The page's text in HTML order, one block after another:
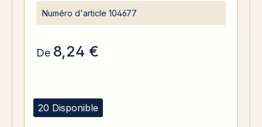
20 Disponible
Numéro d'article 104677
De 8,24 €